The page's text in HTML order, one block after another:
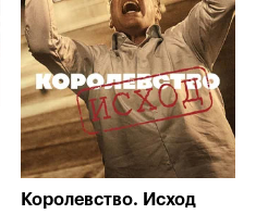
Королевство. Исход